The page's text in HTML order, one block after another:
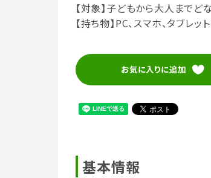
【対象】子どもから大人までど
【持ち物】PC、スマホ、タブレ
お気に入りに追加
基本情報